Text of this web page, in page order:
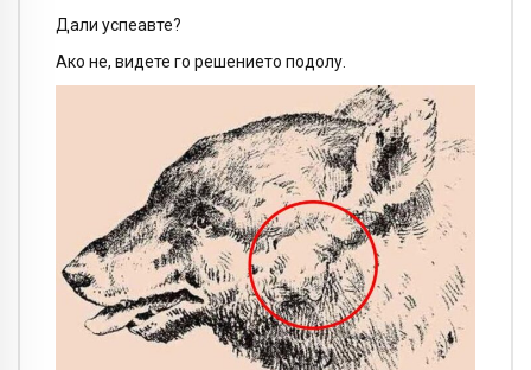
Дали успеавте?
Ако не, видете го решението подолу.